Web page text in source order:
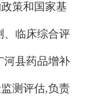
策和国家基
、临床综合评
河县药品增补
测评估,负责